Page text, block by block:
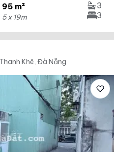
95 m²
5 x 19m
3
3
Khê, Đà Nẵng